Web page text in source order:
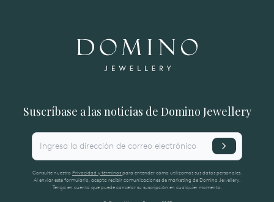
Suscríbase a las noticias de Domino Jewellery
Ingresa la dirección de correo electrónico
Consulte nuestro Privacidad y términos para entender cómo utilizamos sus datos personales.
Al enviar este formulario, acepta recibir comunicaciones de marketing de Domino Jewellery.
Tenga en cuenta que puede cancelar su suscripción en cualquier momento.